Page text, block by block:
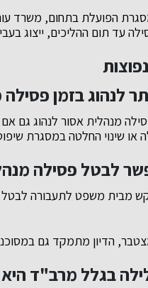
הפועלת בתחום, משרד
עד תום ההליכים, ייצוג
לנהוג בזמן
מנהלית אסור לנהוג גם
או שינוי החלטה במסגרת
לבטל פסילה
מבית משפט לתעבורה
מצטבר, הדיון מתמקד גם
בגלל מרב"ד